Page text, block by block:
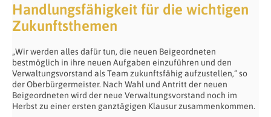
Handlungsfähigkeit für die wichtigen
Zukunftsthemen
„Wir werden alles dafür tun, die neuen Beigeordneten
bestmöglich in ihre neuen Aufgaben einzuführen und den
Verwaltungsvorstand als Team zukunftsfähig aufzustellen,“ so
der Oberbürgermeister. Nach Wahl und Antritt der neuen
Beigeordneten wird der neue Verwaltungsvorstand noch im
Herbst zu einer ersten ganztägigen Klausur zusammenkommen.